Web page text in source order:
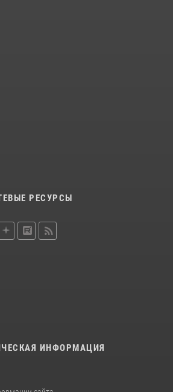
РЕСУРСЫ
ИНФОРМАЦИЯ